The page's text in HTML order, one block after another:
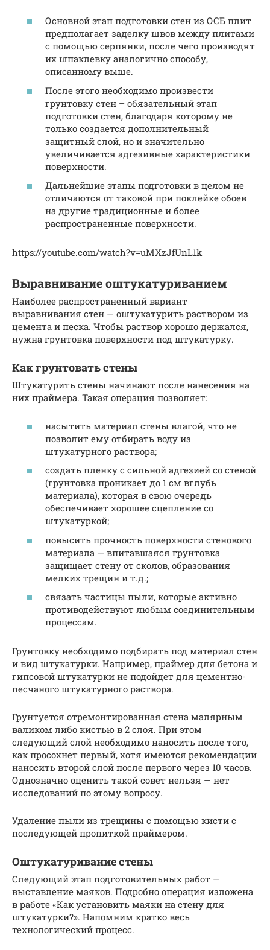
Основной этап подготовки стен из ОСБ плит
предполагает заделку швов между плитами
с помощью серпянки, после чего производят
их шпаклевку аналогично способу,
описанному выше.
После этого необходимо произвести
грунтовку стен – обязательный этап
подготовки стен, благодаря которому не
только создается дополнительный
защитный слой, но и значительно
увеличивается адгезивные характеристики
поверхности.
Дальнейшие этапы подготовки в целом не
отличаются от таковой при поклейке обоев
на другие традиционные и более
распространенные поверхности.
https://youtube.com/watch?v=uMXzJfUnL1k
Выравнивание оштукатуриванием
Наиболее распространенный вариант
выравнивания стен — оштукатурить раствором из
цемента и песка. Чтобы раствор хорошо держался,
нужна грунтовка поверхности под штукатурку.
Как грунтовать стены
Штукатурить стены начинают после нанесения на
них праймера. Такая операция позволяет:
насытить материал стены влагой, что не
позволит ему отбирать воду из
штукатурного раствора;
создать пленку с сильной адгезией со стеной
(грунтовка проникает до 1 см вглубь
материала), которая в свою очередь
обеспечивает хорошее сцепление со
штукатуркой;
повысить прочность поверхности стенового
материала — впитавшаяся грунтовка
защищает стену от сколов, образования
мелких трещин и т.д.;
связать частицы пыли, которые активно
противодействуют любым соединительным
процессам.
Грунтовку необходимо подбирать под материал стен
и вид штукатурки. Например, праймер для бетона и
гипсовой штукатурки не подойдет для цементно-
песчаного штукатурного раствора.
Грунтуется отремонтированная стена малярным
валиком либо кистью в 2 слоя. При этом
следующий слой необходимо наносить после того,
как просохнет первый, хотя имеются рекомендации
наносить второй слой после первого через 10 часов.
Однозначно оценить такой совет нельзя — нет
исследований по этому вопросу.
Удаление пыли из трещины с помощью кисти с
последующей пропиткой праймером.
Оштукатуривание стены
Следующий этап подготовительных работ —
выставление маяков. Подробно операция изложена
в работе «Как установить маяки на стену для
штукатурки?». Напомним кратко весь
технологический процесс.